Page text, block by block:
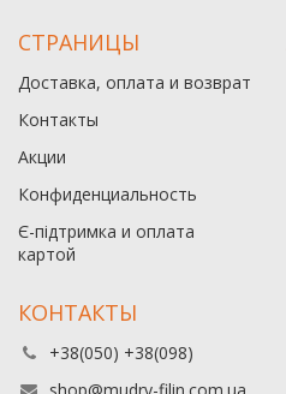
СТРАНИЦЫ
Доставка, оплата и возврат
Контакты
Акции
Конфиденциальность
Є-підтримка и оплата
картой
КОНТАКТЫ
+38(050) +38(098)